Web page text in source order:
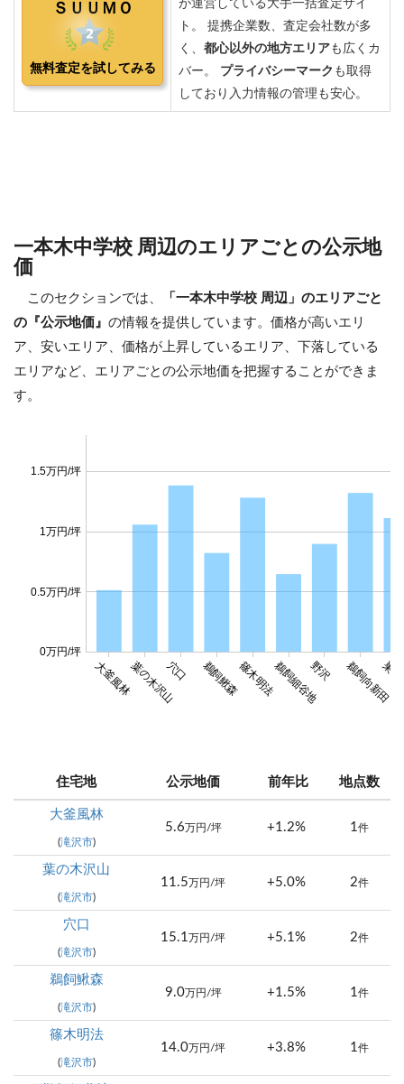
一本木中学校 周辺のエリアごとの公示地
価
このセクションでは、
「一本木中学校 周辺」のエリアごと
の『公示地価』 の情報を提供しています。価格が高いエリ
ア、安いエリア、価格が上昇しているエリア、下落している
エリアなど、エリアごとの公示地価を把握することができま
す。
大釜風林葉の木沢山穴口 鵜飼鰍森篠木明法鵜飼細谷地野沢 鵜飼向新田巣子
0万円/坪
0.5万円/坪
1万円/坪
1.5万円/坪
住宅地 公示地価 前年比 地点数
大釜風林
(滝沢市)
5.6 万円/坪 +1.2% 1件
葉の木沢山
(滝沢市)
11.5 万円/坪 +5.0% 2件
穴口
(滝沢市)
15.1 万円/坪 +5.1% 2件
鵜飼鰍森
(滝沢市)
9.0万円/坪 +1.5% 1件
篠木明法
(滝沢市)
14.0 万円/坪 +3.8% 1件